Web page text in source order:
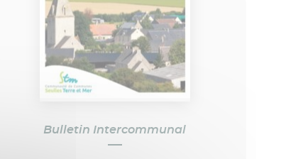
Bulletin Intercommunal